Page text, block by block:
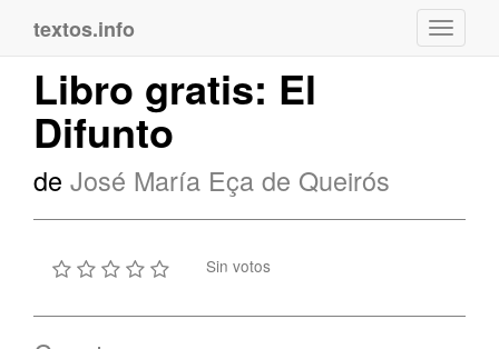
textos.info
Libro gratis: El
Difunto
de José María Eça de Queirós
Sin votos